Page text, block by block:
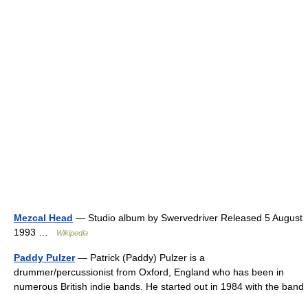
Mezcal Head — Studio album by Swervedriver Released 5 August
1993 …
Wikipedia
Paddy Pulzer— Patrick (Paddy) Pulzer is a
drummer/percussionist from Oxford, England who has been in
numerous British indie bands. He started out in 1984 with the band